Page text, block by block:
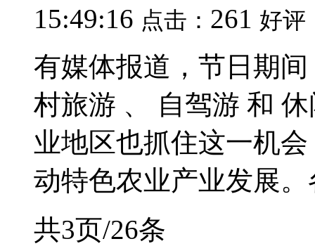
15:49:16 点击： 261 好评
有媒体报道，节日期
村旅游 、 自驾游 和
业地区也抓住这一机
动特色农业产业发展。
共3页/26条